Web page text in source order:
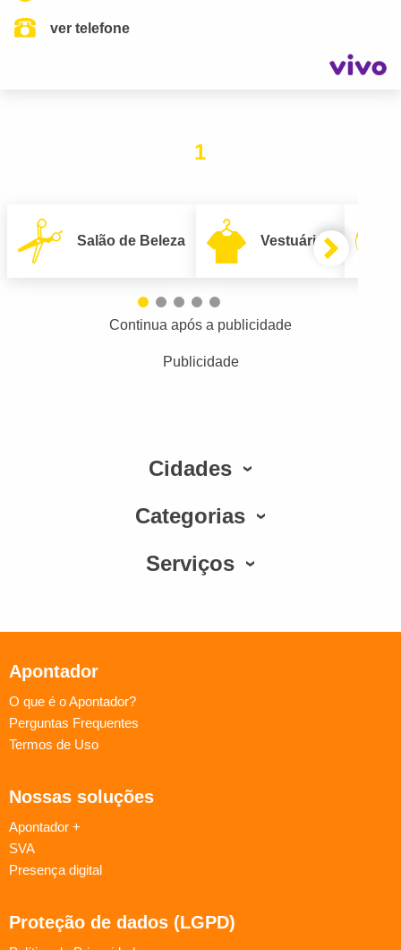
ver telefone
1
Salão de Beleza Vestuário
Continua após a publicidade
Publicidade
Cidades
Categorias
Serviços
Apontador
O que é o Apontador?
Perguntas Frequentes
Termos de Uso
Nossas soluções
Apontador +
SVA
Presença digital
Proteção de dados (LGPD)